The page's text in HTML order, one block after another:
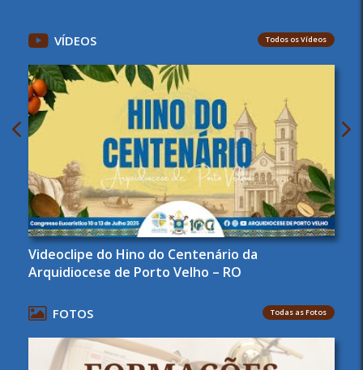
VÍDEOS Todos os Vídeos
Videoclipe do Hino do Centenário da
Arquidiocese de Porto Velho – RO
FOTOS Todas as Fotos